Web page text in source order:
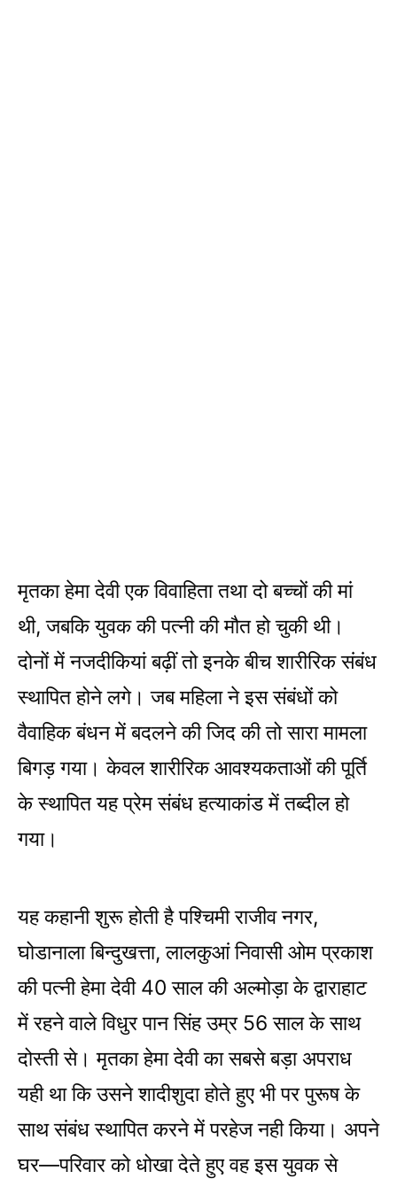
मृतका हेमा देवी एक विवाहिता तथा दो बच्चों की मां
थी, जबकि युवक की पत्नी की मौत हो चुकी थी।
दोनों में नजदीकियां बढ़ीं तो इनके बीच शारीरिक संबंध
स्थापित होने लगे। जब महिला ने इस संबंधों को
वैवाहिक बंधन में बदलने की जिद की तो सारा मामला
बिगड़ गया। केवल शा​रीरिक आवश्यकताओं की पूर्ति
के स्थापित यह प्रेम संबंध हत्याकांड में तब्दील हो
गया।
यह कहानी शुरू होती है पश्चिमी राजीव नगर,
घोडानाला बिन्दुखत्ता, लालकुआं निवासी ओम प्रकाश
की पत्नी हेमा देवी 40 साल की अल्मोड़ा के द्वाराहाट
में रहने वाले विधुर पान सिंह उम्र 56 साल के साथ
दोस्ती से। मृतका हेमा देवी का सबसे बड़ा अपराध
यही था कि उसने शादीशुदा होते हुए भी पर पुरूष के
साथ संबंध स्थापित करने में परहेज नही किया। अपने
घर—परिवार को धोखा देते हुए वह इस युवक से